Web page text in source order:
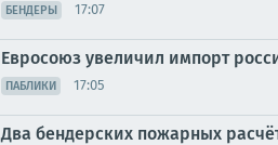
БЕНДЕРЫ 17:07
Евросоюз увеличил импорт
ПАБЛИКИ 17:05
Два бендерских пожарных